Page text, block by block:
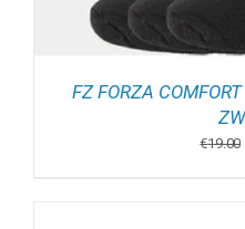
FZ FORZA
€19.00